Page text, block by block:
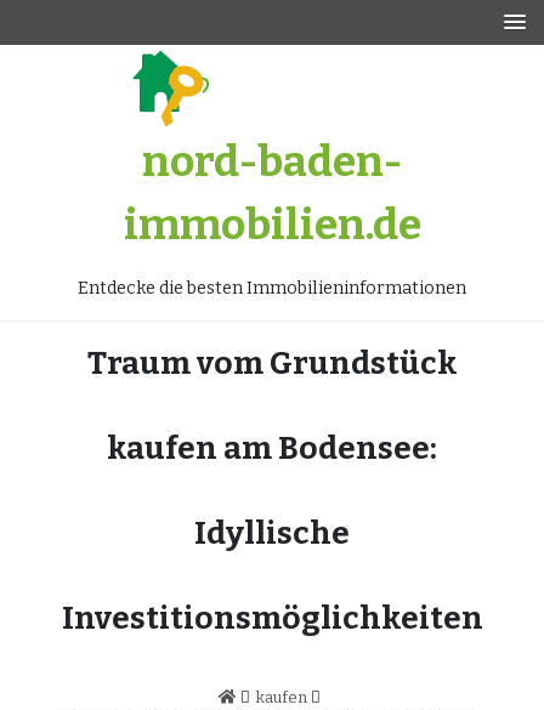
nord-baden-
immobilien.de
Entdecke die besten Immobilieninformationen
Traum vom Grundstück
kaufen am Bodensee:
Idyllische
Investitionsmöglichkeiten
kaufen